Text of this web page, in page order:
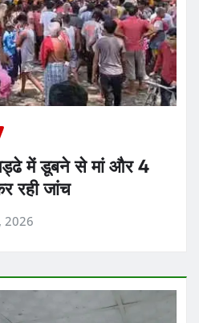
में डूबने से मां और 4
रही जांच
2026